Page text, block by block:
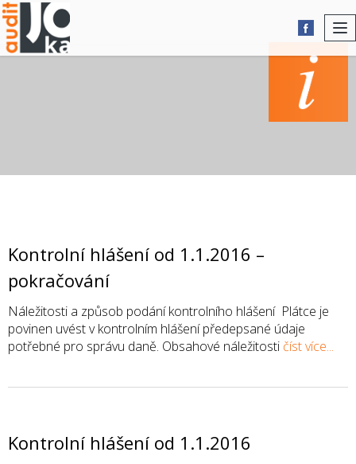
Kontrolní hlášení od 1.1.2016 –
pokračování
Náležitosti a způsob podání kontrolního hlášení Plátce je
povinen uvést v kontrolním hlášení předepsané údaje
potřebné pro správu daně. Obsahové náležitosti číst více...
Kontrolní hlášení od 1.1.2016